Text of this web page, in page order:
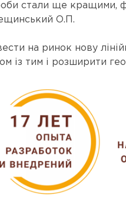
стали ще кращими,
О.П.
на ринок нову
із тим і розширити